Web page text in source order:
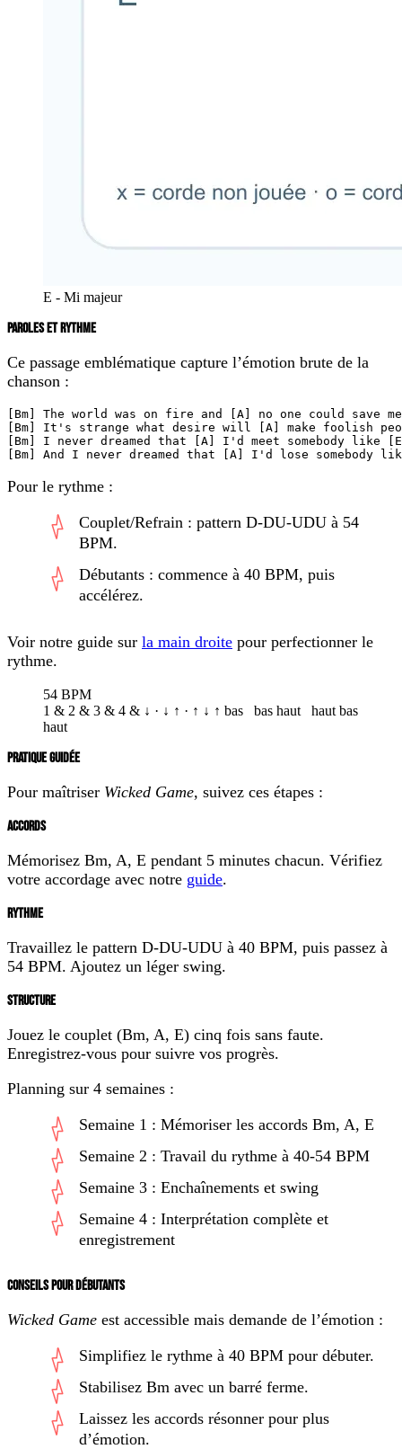
E - Mi majeur
PAROLES ET RYTHME
Ce passage emblématique capture l’émotion brute de la
chanson :
[Bm] The world was on fire and [A] no one could save
[Bm] It's strange what desire will [A] make foolish
[Bm] I never dreamed that [A] I'd meet somebody like
[Bm] And I never dreamed that [A] I'd lose somebody
Pour le rythme :
Couplet/Refrain : pattern D-DU-UDU à 54
BPM.
Débutants : commence à 40 BPM, puis
accélérez.
Voir notre guide sur la main droite pour perfectionner le
rythme.
54 BPM
1 & 2 & 3 & 4 & ↓ · ↓ ↑ · ↑ ↓ ↑ bas bas haut haut bas
haut
PRATIQUE GUIDÉE
Pour maîtriser Wicked Game, suivez ces étapes :
ACCORDS
Mémorisez Bm, A, E pendant 5 minutes chacun. Vérifiez
votre accordage avec notre guide.
RYTHME
Travaillez le pattern D-DU-UDU à 40 BPM, puis passez à
54 BPM. Ajoutez un léger swing.
STRUCTURE
Jouez le couplet (Bm, A, E) cinq fois sans faute.
Enregistrez-vous pour suivre vos progrès.
Planning sur 4 semaines :
Semaine 1 : Mémoriser les accords Bm, A, E
Semaine 2 : Travail du rythme à 40-54 BPM
Semaine 3 : Enchaînements et swing
Semaine 4 : Interprétation complète et
enregistrement
CONSEILS POUR DÉBUTANTS
Wicked Game est accessible mais demande de l’émotion :
Simplifiez le rythme à 40 BPM pour débuter.
Stabilisez Bm avec un barré ferme.
Laissez les accords résonner pour plus
d’émotion.